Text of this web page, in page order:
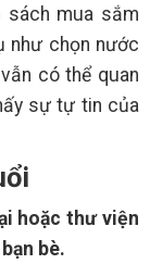
sách mua sắm
như chọn nước
có thể quan
sự tự tin của
hoặc thư viện
bè.